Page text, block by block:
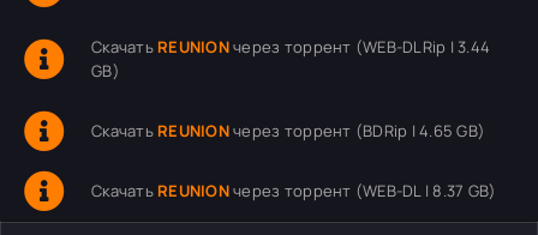
Скачать REUNIONчерез торрент (WEB-DLRip | 3.44
GB)
Скачать REUNIONчерез торрент (BDRip | 4.65 GB)
Скачать REUNIONчерез торрент (WEB-DL | 8.37 GB)